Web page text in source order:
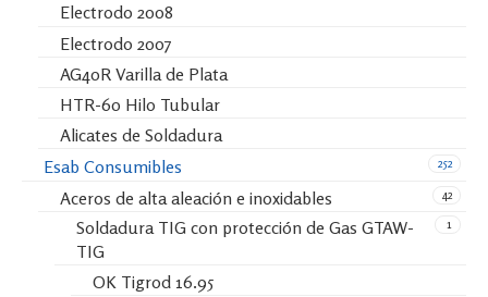
Electrodo 2008
Electrodo 2007
AG40R Varilla de Plata
HTR-60 Hilo Tubular
Alicates de Soldadura
252
Esab Consumibles
42
Aceros de alta aleación e inoxidables
1
Soldadura TIG con protección de Gas GTAW-
TIG
OK Tigrod 16.95